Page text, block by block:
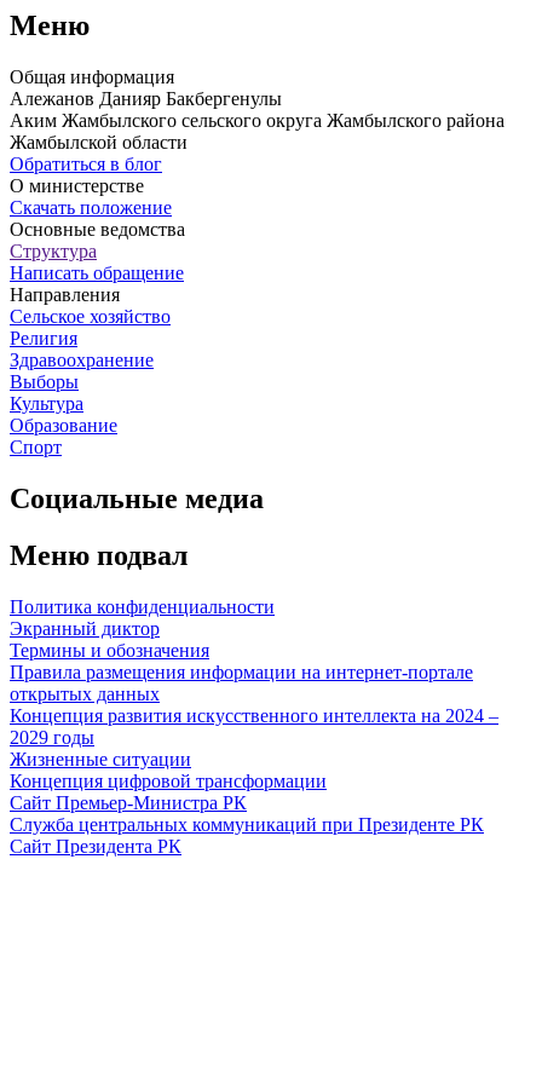
Меню
Общая информация
Алежанов Данияр Бакбергенулы
Аким Жамбылского сельского округа Жамбылского района
Жамбылской области
Обратиться в блог
О министерстве
Скачать положение
Основные ведомства
Структура
Написать обращение
Направления
Сельское хозяйство
Религия
Здравоохранение
Выборы
Культура
Образование
Спорт
Социальные медиа
Меню подвал
Политика конфиденциальности
Экранный диктор
Термины и обозначения
Правила размещения информации на интернет-портале
открытых данных
Концепция развития искусственного интеллекта на 2024 –
2029 годы
Жизненные ситуации
Концепция цифровой трансформации
Сайт Премьер-Министра РК
Служба центральных коммуникаций при Президенте РК
Сайт Президента РК